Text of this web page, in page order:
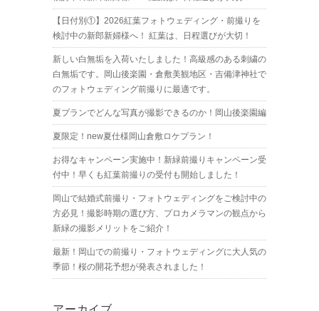
【日付別①】2026紅葉フォトウェディング・前撮りを
検討中の新郎新婦様へ！ 紅葉は、日程選びが大切！
新しい白無垢を入荷いたしました！高級感のある刺繍の
白無垢です。岡山後楽園・倉敷美観地区・吉備津神社で
のフォトウェディング前撮りに最適です。
夏プランでどんな写真が撮影できるのか！岡山後楽園編
夏限定！new夏仕様岡山倉敷ロケプラン！
お得なキャンペーン実施中！新緑前撮りキャンペーン受
付中！早くも紅葉前撮りの受付も開始しました！
岡山で結婚式前撮り・フォトウェディングをご検討中の
方必見！撮影時期の選び方、プロカメラマンの観点から
新緑の撮影メリットをご紹介！
最新！岡山での前撮り・フォトウェディングに大人気の
季節！桜の開花予想が発表されました！